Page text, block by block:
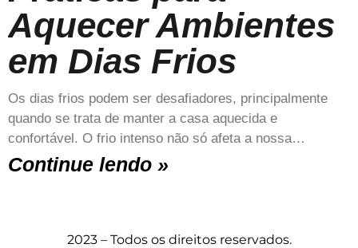
Aquecer Ambientes
em Dias Frios
Os dias frios podem ser desafiadores, principalmente
quando se trata de manter a casa aquecida e
confortável. O frio intenso não só afeta a nossa…
Continue lendo »
2023 – Todos os direitos reservados.